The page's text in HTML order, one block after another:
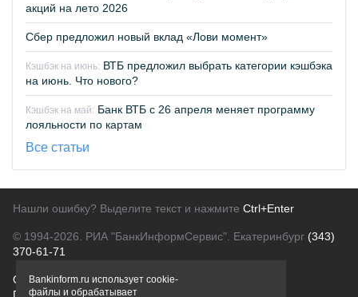
акций на лето 2026
Сбер предложил новый вклад «Лови момент»
Кэшбэк на июнь: ВТБ предложил выбрать категории кэшбэка
на июнь. Что нового?
Кэшбэк на май: Банк ВТБ с 26 апреля меняет программу
лояльности по картам
Все статьи
Нашли ошибку? Выделите текст и нажмите Ctrl+Enter
© 1994-2026. РИА "БанкИнформСервис". Екатеринбург (343)
370-61-71
О проектеПолитика конфиденциальности
Bankinform.ru использует cookie-
файлы и обрабатывает